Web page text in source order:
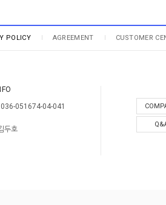
POLICY AGREEMENT CUSTOMER
036-051674-04-041
두호